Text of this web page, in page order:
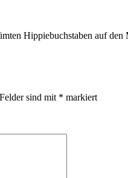
Hippiebuchstaben auf
sind mit * markiert